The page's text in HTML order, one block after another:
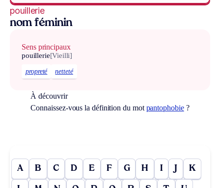
pouillerie
nom féminin
Sens principaux
pouillerie[Vieilli]
propreté netteté
À découvrir
Connaissez-vous la définition du mot pantophobie?
A B C D E F G H I J K